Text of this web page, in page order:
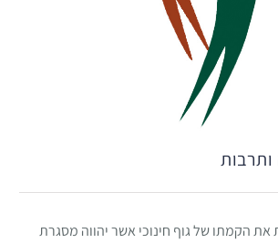
את הקמתו של גוף חינוכי אשר יהווה מסגרת